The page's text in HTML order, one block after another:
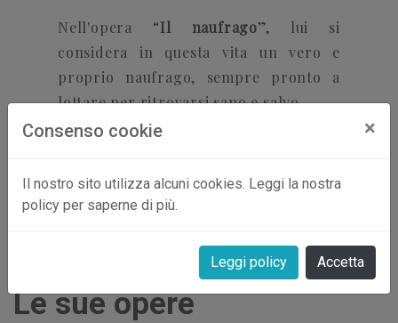
Consenso cookie ×
Il nostro sito utilizza alcuni cookies. Leggi la nostra
policy per saperne di più.
Leggi policy Accetta
Nell'opera “Il naufrago”, lui si
considera in questa vita un vero e
proprio naufrago, sempre pronto a
lottare per ritrovarsi sano e salvo.
Le sue opere